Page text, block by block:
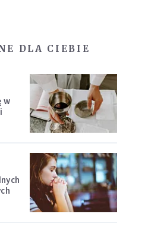
DLA CIEBIE
w